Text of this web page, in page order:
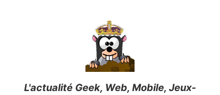
L'actualité Geek, Web, Mobile, Jeux-